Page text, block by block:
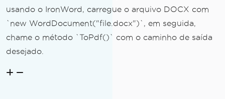
usando o IronWord, carregue o arquivo DOCX com
`new WordDocument("file.docx")`, em seguida,
chame o método `ToPdf()` com o caminho de saída
desejado.